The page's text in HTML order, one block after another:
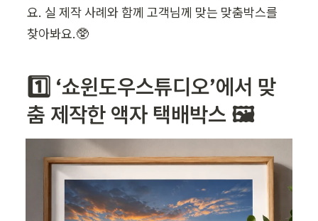
요. 실 제작 사례와 함께 고객님께 맞는 맞춤박스를
찾아봐요.🥸
1️⃣ ‘쇼윈도우스튜디오’에서 맞
춤 제작한 액자 택배박스 🖼️